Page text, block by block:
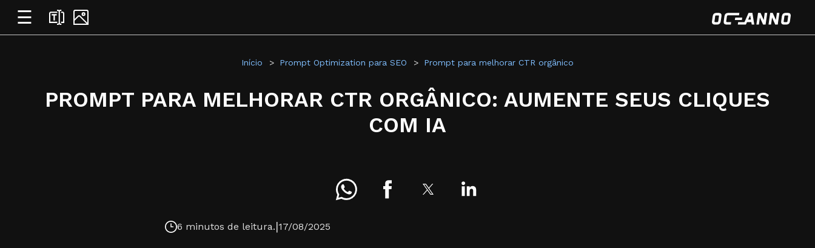
☰
Início Prompt Optimization para SEO Prompt para melhorar CTR orgânico
PROMPT PARA MELHORAR CTR ORGÂNICO: AUMENTE SEUS CLIQUES
COM IA
6 minutos de leitura.|17/08/2025